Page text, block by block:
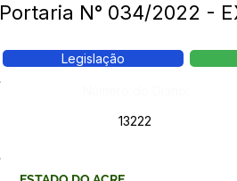
Portaria N° 034/2022 -
Legislação
13222